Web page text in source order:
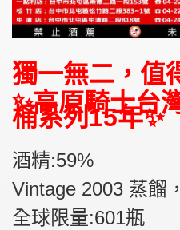
獨一無二，值
✨高原騎士台
桶系列15年✨
酒精:59%
Vintage 2003 蒸餾
全球限量:601瓶